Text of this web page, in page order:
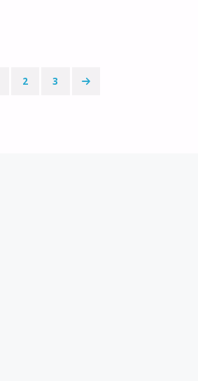
2 3